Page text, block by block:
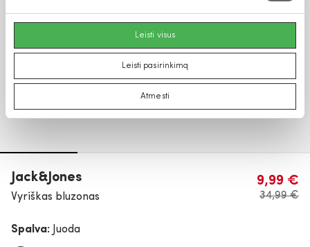
Leisti visus
Leisti pasirinkimą
Atmesti
Jack&Jones
Vyriškas bluzonas
9,99 €
34,99 €
Spalva:
Juoda